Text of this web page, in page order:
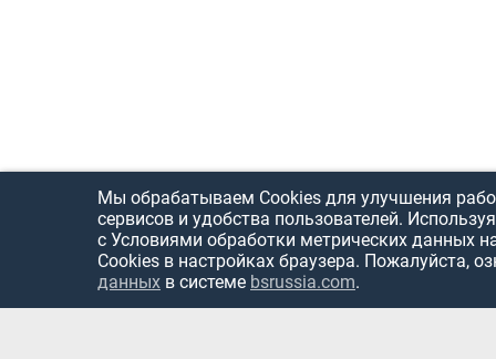
Мы обрабатываем Cookies для улучшения
сервисов и удобства пользователей.
с Условиями обработки метрических данных
Cookies в настройках браузера. Пожалуйста,
данных в системе bsrussia.com.